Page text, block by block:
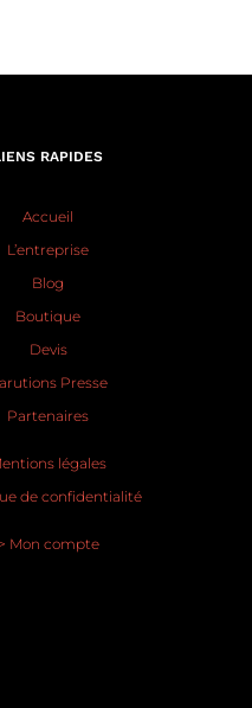
RAPIDES
Accueil
L’entreprise
Blog
Boutique
Devis
Presse
Partenaires
légales
de confidentialité
> Mon compte